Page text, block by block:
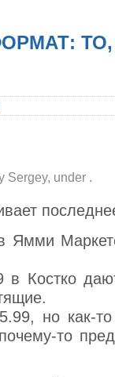
Sergey, under .
Ямми
в Костко
но как-
то